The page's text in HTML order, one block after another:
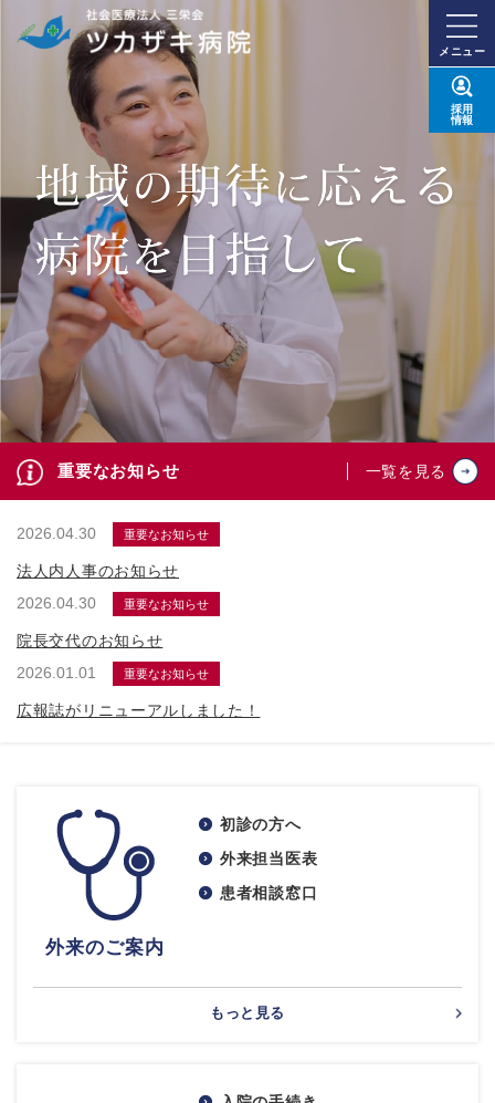
メニュー
採用
情報
重要なお知らせ 一覧を見る
2026.04.30 重要なお知らせ
法人内人事のお知らせ
2026.04.30
重要なお知らせ
院長交代のお知らせ
2026.01.01
重要なお知らせ
広報誌がリニューアルしました！
外来のご案内
初診の方へ
外来担当医表
患者相談窓口
もっと見る